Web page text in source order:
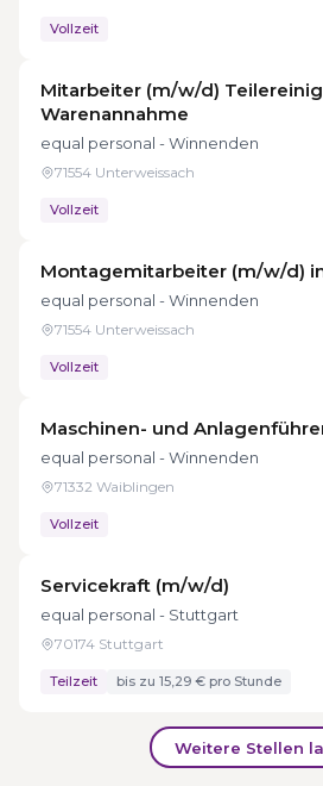
Vollzeit
Mitarbeiter (m/w/d)
Warenannahme
equal personal - Winnenden
71554 Unterweissach
Vollzeit
Montagemitarbeiter (m/w/d)
equal personal - Winnenden
71554 Unterweissach
Vollzeit
Maschinen- und
equal personal - Winnenden
71332 Waiblingen
Vollzeit
Servicekraft (m/w/d)
equal personal - Stuttgart
70174 Stuttgart
Teilzeit bis zu 15,29 € pro Stunde
Weitere Stellen